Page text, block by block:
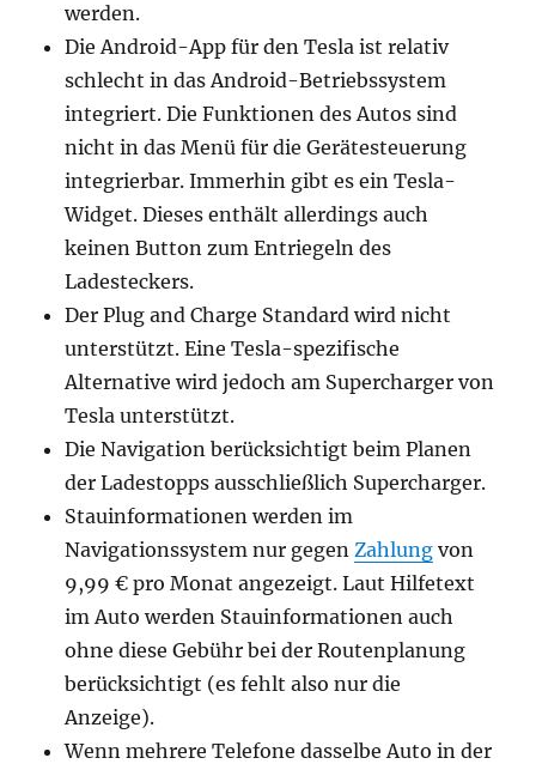
werden.
Die Android-App für den Tesla ist relativ
schlecht in das Android-Betriebssystem
integriert. Die Funktionen des Autos sind
nicht in das Menü für die Gerätesteuerung
integrierbar. Immerhin gibt es ein Tesla-
Widget. Dieses enthält allerdings auch
keinen Button zum Entriegeln des
Ladesteckers.
Der Plug and Charge Standard wird nicht
unterstützt. Eine Tesla-spezifische
Alternative wird jedoch am Supercharger von
Tesla unterstützt.
Die Navigation berücksichtigt beim Planen
der Ladestopps ausschließlich Supercharger.
Stauinformationen werden im
Navigationssystem nur gegenZahlung von
9,99 € pro Monat angezeigt. Laut Hilfetext
im Auto werden Stauinformationen auch
ohne diese Gebühr bei der Routenplanung
berücksichtigt (es fehlt also nur die
Anzeige).
Wenn mehrere Telefone dasselbe Auto in der